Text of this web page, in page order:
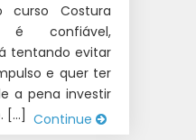
curso Costura
é confiável,
tentando evitar
e quer ter
a pena investir
[…] Continue